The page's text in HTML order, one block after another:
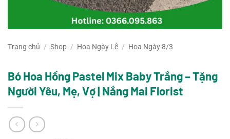
Trang chủ / Shop / Hoa Ngày Lễ / Hoa Ngày 8/3
Bó Hoa Hồng Pastel Mix Baby Trắng – Tặng
Người Yêu, Mẹ, Vợ | Nắng Mai Florist